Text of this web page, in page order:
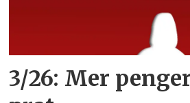
3/26: Mer